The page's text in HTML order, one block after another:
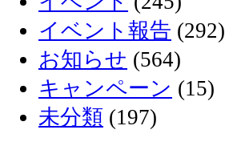
イベント報告 (292)
お知らせ (564)
キャンペーン (15)
未分類 (197)